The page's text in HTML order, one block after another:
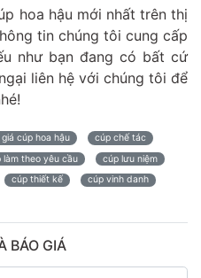
hoa hậu mới nhất trên thị
tin chúng tôi cung cấp
như bạn đang có bất cứ
liên hệ với chúng tôi để
cúp hoa hậu
cúp chế tác
làm theo yêu cầu
cúp lưu niệm
cúp thiết kế
cúp vinh danh
BÁO GIÁ